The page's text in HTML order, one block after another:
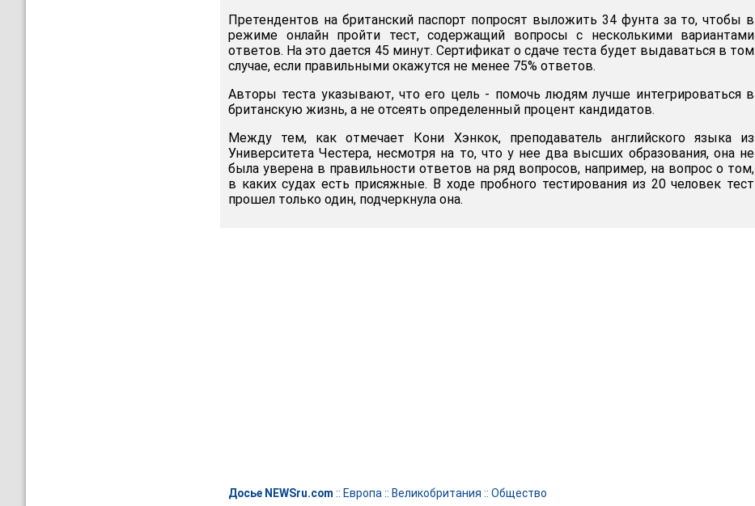
Претендентов на британский паспорт попросят выложить 34 фунта за то, чтобы в
режиме онлайн пройти тест, содержащий вопросы с несколькими вариантами
ответов. На это дается 45 минут. Сертификат о сдаче теста будет выдаваться в том
случае, если правильными окажутся не менее 75% ответов.
Авторы теста указывают, что его цель - помочь людям лучше интегрироваться в
британскую жизнь, а не отсеять определенный процент кандидатов.
Между тем, как отмечает Кони Хэнкок, преподаватель английского языка из
Университета Честера, несмотря на то, что у нее два высших образования, она не
была уверена в правильности ответов на ряд вопросов, например, на вопрос о том,
в каких судах есть присяжные. В ходе пробного тестирования из 20 человек тест
прошел только один, подчеркнула она.
Досье NEWSru.com :: Европа :: Великобритания :: Общество